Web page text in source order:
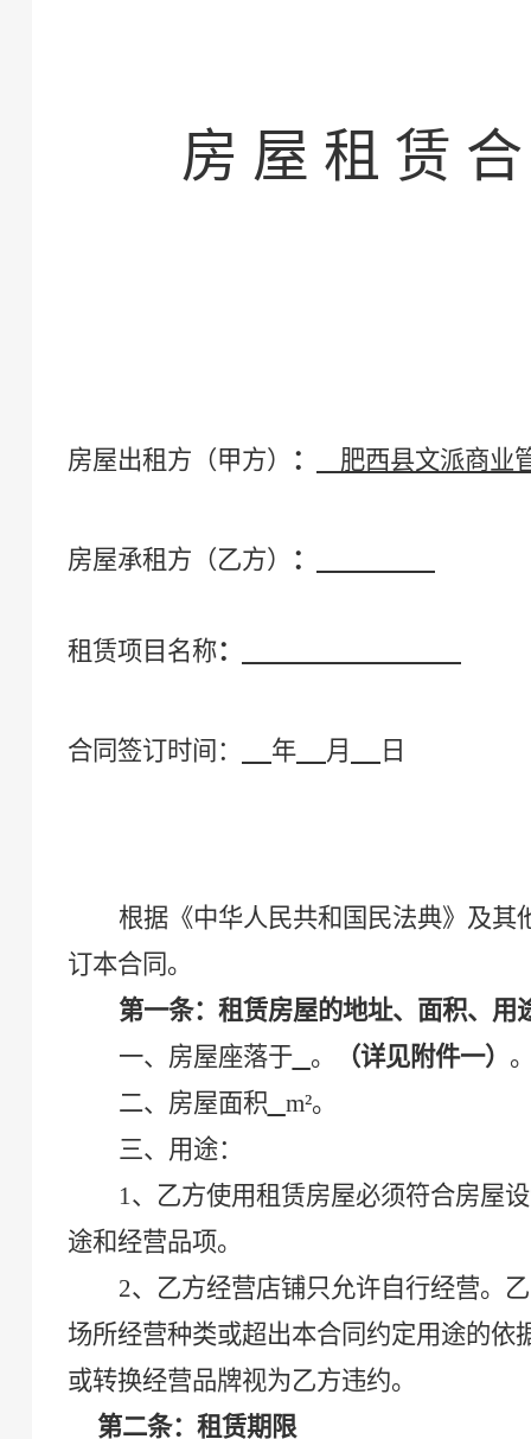
房 屋 租 赁 合
房屋出租方（甲方） ： 肥西县文派商业
房屋承租方（乙方） ：
租赁项目名称：
合同签订时间： 年 月 日
根据《中华人民共和国民法典》及其
订本合同。
第一条：租赁房屋的地址、面积、用
一、 房屋座落于 。 （详见附件一）
二、 房屋面积 m²。
三、用途：
1、乙方使用租赁房屋必须符合房屋
途和经营品项。
2、乙方经营店铺只允许自行经营。
场所经营种类或超出本合同约定用途的依
或转换经营品牌视为乙方违约。
第二条：租赁期限